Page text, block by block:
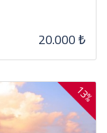
20.000 ₺
13%